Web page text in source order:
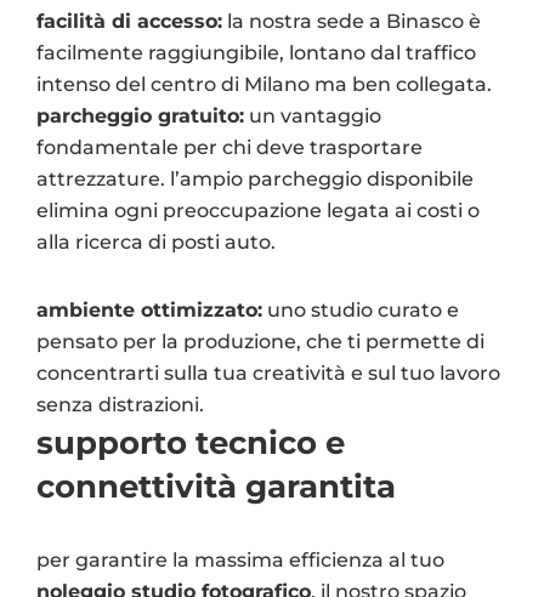
facilità di accesso: la nostra sede a Binasco è
facilmente raggiungibile, lontano dal traffico
intenso del centro di Milano ma ben collegata.
parcheggio gratuito: un vantaggio
fondamentale per chi deve trasportare
attrezzature. l’ampio parcheggio disponibile
elimina ogni preoccupazione legata ai costi o
alla ricerca di posti auto.
ambiente ottimizzato: uno studio curato e
pensato per la produzione, che ti permette di
concentrarti sulla tua creatività e sul tuo lavoro
senza distrazioni.
supporto tecnico e
connettività garantita
per garantire la massima efficienza al tuo
noleggio studio fotografico, il nostro spazio